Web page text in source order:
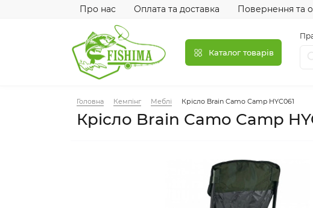
Про нас Оплата та доставка Повернення та
Каталог товарів
Головна Кемпінг Меблі Крісло Brain Camo Camp HYC061
Крісло Brain Camo Camp